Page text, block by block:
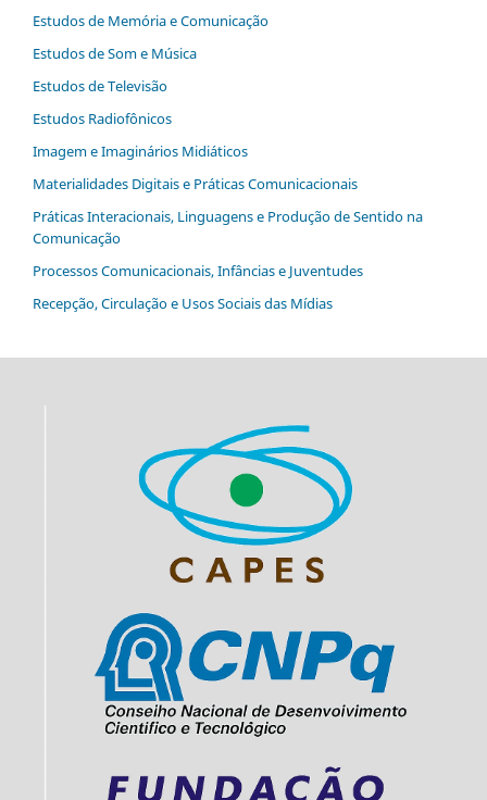
Estudos de Memória e Comunicação
Estudos de Som e Música
Estudos de Televisão
Estudos Radiofônicos
Imagem e Imaginários Midiáticos
Materialidades Digitais e Práticas Comunicacionais
Práticas Interacionais, Linguagens e Produção de Sentido na
Comunicação
Processos Comunicacionais, Infâncias e Juventudes
Recepção, Circulação e Usos Sociais das Mídias